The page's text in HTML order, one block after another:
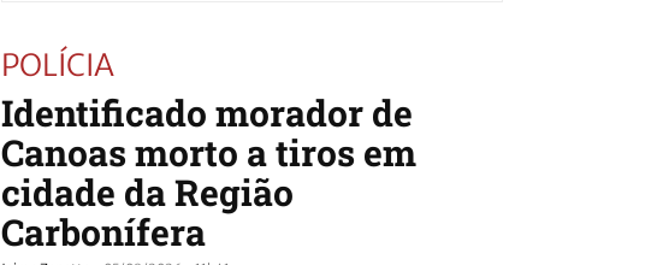
POLÍCIA
Identificado morador de
Canoas morto a tiros em
cidade da Região
Carbonífera